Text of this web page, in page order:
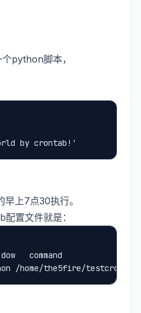
python脚本，
by crontab!'
上7点30执行。
置文件就是：
command
/home/the5fire/